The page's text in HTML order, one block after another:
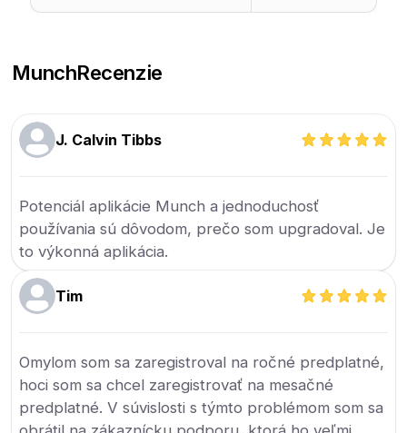
MunchRecenzie
J. Calvin Tibbs
Potenciál aplikácie Munch a jednoduchosť
používania sú dôvodom, prečo som upgradoval. Je
to výkonná aplikácia.
Tim
Omylom som sa zaregistroval na ročné predplatné,
hoci som sa chcel zaregistrovať na mesačné
predplatné. V súvislosti s týmto problémom som sa